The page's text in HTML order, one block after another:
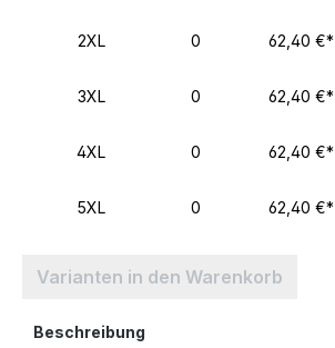
2XL 0 62,40 €*
3XL 0 62,40 €*
4XL 0 62,40 €*
5XL 0 62,40 €*
Varianten in den Warenkorb
Beschreibung